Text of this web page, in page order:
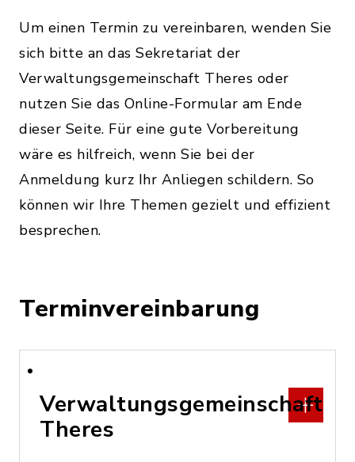
Um einen Termin zu vereinbaren, wenden Sie
sich bitte an das Sekretariat der
Verwaltungsgemeinschaft Theres oder
nutzen Sie das Online-Formular am Ende
dieser Seite. Für eine gute Vorbereitung
wäre es hilfreich, wenn Sie bei der
Anmeldung kurz Ihr Anliegen schildern. So
können wir Ihre Themen gezielt und effizient
besprechen.
Terminvereinbarung
Verwaltungsgemeinschaft
Theres